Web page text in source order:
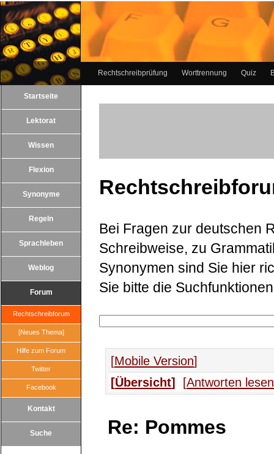
Rechtschreibprüfung Worttrennung Quiz
Startseite
Lektorat
Wissen
Flexion
Synonyme
Regeln
Sprachleben
Weblog
Forum
Rechtschreibforum
[Neues Thema]
Hilfe zum Forum
Twitter
Facebook
Kontakt
Suche
Bei Fragen zur deutschen
Schreibweise, zu
Synonymen sind Sie hier
Sie bitte die
Mobile Version
Übersicht
Antworten lesen
Re: Pommes